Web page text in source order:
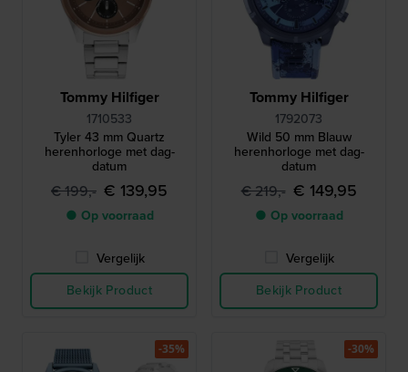
Tommy Hilfiger
1710533
Tyler 43 mm Quartz
herenhorloge met dag-
datum
€ 199,- € 139,95
● Op voorraad
Vergelijk
Bekijk Product
Tommy Hilfiger
1792073
Wild 50 mm Blauw
herenhorloge met dag-
datum
€ 219,- € 149,95
● Op voorraad
Vergelijk
Bekijk Product
-35% -30%